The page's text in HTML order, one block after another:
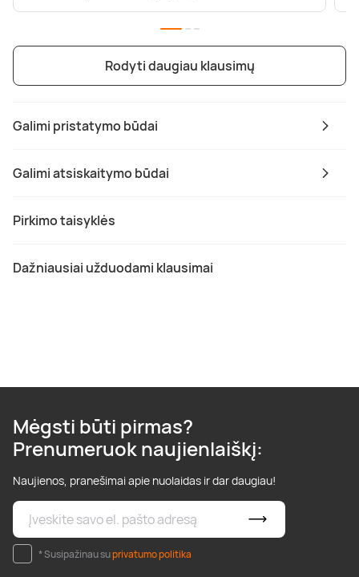
Galimi pristatymo būdai
Galimi atsiskaitymo būdai
Pirkimo taisyklės
Dažniausiai užduodami klausimai
Rodyti daugiau klausimų
Mėgsti būti pirmas?
Prenumeruok naujienlaiškį:
Naujienos, pranešimai apie nuolaidas ir dar daugiau!
* Susipažinau suprivatumo politika